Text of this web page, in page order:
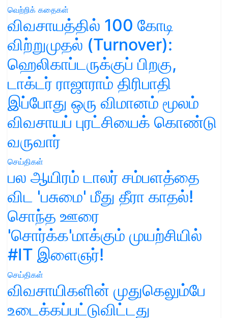
வெற்றிக் கதைகள்
விவசாயத்தில் 100 கோடி
விற்றுமுதல் (Turnover):
ஹெலிகாப்டருக்குப் பிறகு,
டாக்டர் ராஜாராம் திரிபாதி
இப்போது ஒரு விமானம் மூலம்
விவசாயப் புரட்சியைக் கொண்டு
வருவார்
செய்திகள்
பல ஆயிரம் டாலர் சம்பளத்தை
விட 'பசுமை' மீது தீரா காதல்!
சொந்த ஊரை
'சொர்க்க'மாக்கும் முயற்சியில்
#IT இளைஞர்!
செய்திகள்
விவசாயிகளின் முதுகெலும்பே
உடைக்கப்பட்டுவிட்டது